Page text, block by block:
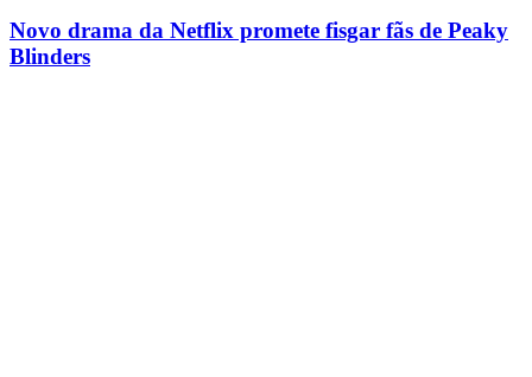
Novo drama da Netflix promete fisgar fãs de Peaky
Blinders